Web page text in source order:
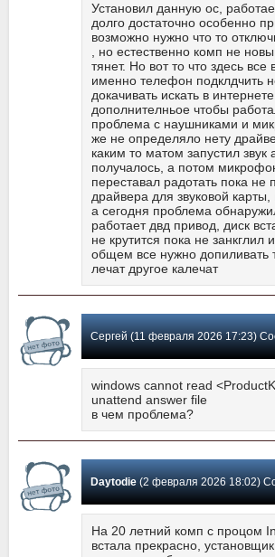
Установил данную ос,
долго достаточно особенно
возможно нужно что то
, но естественно комп не
тянет. Но вот то что здесь все
именно телефон подклдчить
докачивать искать в
дополнителньое чтобы
проблема с наушниками и
же не определяло нету
каким то матом запустил
получалось, а потом
переставал радотать пока не
драйвера для звуковой
а сегодня проблема
работает двд привод, диск
не крутится пока не занкглил
общем все нужно допиливать
лечат другое калечат
windows cannot read
unattend answer file
в чем проблема?
Daytodie(2 февраля 2026 18:02) Сообщение
На 20 летний комп с процом
встала прекрасно,